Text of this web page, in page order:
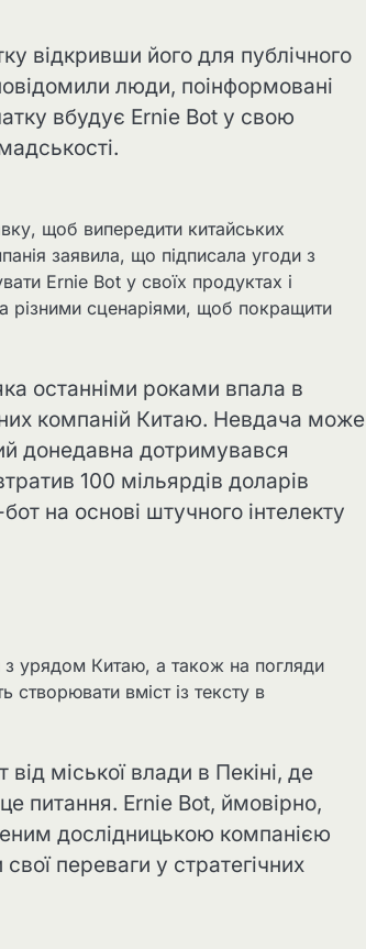
відкривши його для публічного
люди, поінформовані
вбудує Ernie Bot у свою
щоб випередити китайських
заявила, що підписала угоди з
Ernie Bot у своїх продуктах і
різними сценаріями, щоб покращити
останніми роками впала в
компаній Китаю. Невдача може
донедавна дотримувався
100 мільярдів доларів
на основі штучного інтелекту
з урядом Китаю, а також на погляди
створювати вміст із тексту в
міської влади в Пекіні, де
питання. Ernie Bot, ймовірно,
дослідницькою компанією
переваги у стратегічних